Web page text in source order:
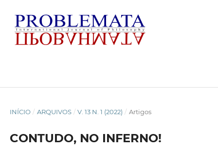
INÍCIO / ARQUIVOS / V. 13 N. 1 (2022) / Artigos
CONTUDO, NO INFERNO!